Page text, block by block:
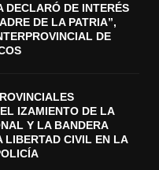
DECLARÓ DE INTERÉS
DE LA PATRIA”,
DE
IZAMIENTO DE LA
Y LA BANDERA
LIBERTAD CIVIL EN LA